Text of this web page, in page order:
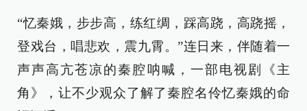
“忆秦娥，步步高，练红绸，踩高跷，高跷摇，
登戏台，唱悲欢，震九霄。”连日来，伴随着一
声声高亢苍凉的秦腔呐喊，一部电视剧《主
角》，让不少观众了解了秦腔名伶忆秦娥的命